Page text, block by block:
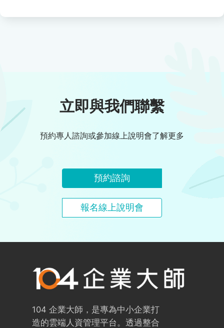
立即與我們聯繫
預約專人諮詢或參加線上說明會了解更多
預約諮詢
報名線上說明會
104 企業大師，是專為中小企業打
造的雲端人資管理平台。透過整合